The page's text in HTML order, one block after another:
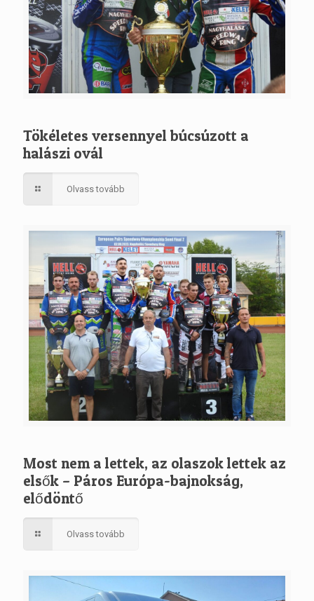
Tökéletes versennyel búcsúzott a
halászi ovál
Olvass tovább
Most nem a lettek, az olaszok lettek az
elsők – Páros Európa-bajnokság,
elődöntő
Olvass tovább